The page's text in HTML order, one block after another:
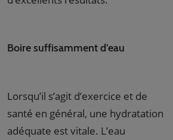
Boire suffisamment d’eau
Lorsqu’il s’agit d’exercice et de
santé en général, une hydratation
adéquate est vitale. L’eau